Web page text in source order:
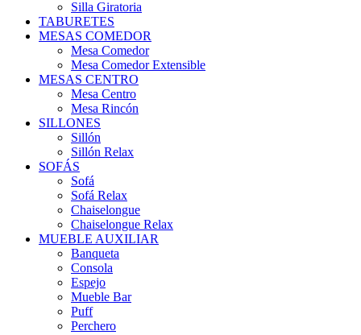
Silla Giratoria
TABURETES
MESAS COMEDOR
Mesa Comedor
Mesa Comedor Extensible
MESAS CENTRO
Mesa Centro
Mesa Rincón
SILLONES
Sillón
Sillón Relax
SOFÁS
Sofá
Sofá Relax
Chaiselongue
Chaiselongue Relax
MUEBLE AUXILIAR
Banqueta
Consola
Espejo
Mueble Bar
Puff
Perchero